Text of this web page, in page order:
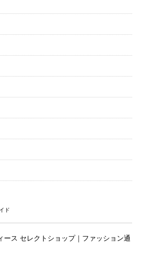
ド
ース セレクトショップ｜ファッション通